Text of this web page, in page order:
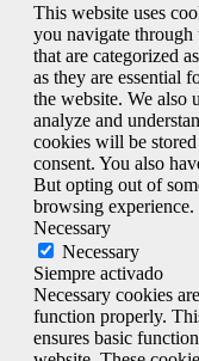
This website uses
you navigate through
that are categorized
as they are essential
the website. We also
analyze and
cookies will be
consent. You also
But opting out of
browsing experience.
Necessary
Necessary
Siempre activado
Necessary cookies
function properly.
ensures basic